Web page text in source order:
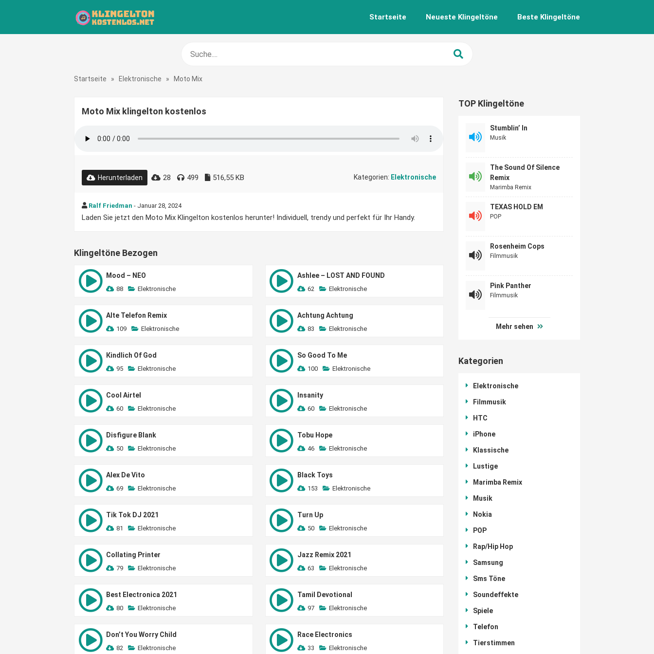
Startseite Neueste Klingeltöne Beste Klingeltöne
Startseite » Elektronische » Moto Mix
Moto Mix klingelton kostenlos
Herunterladen 28 499 516,55 KB Kategorien: Elektronische
Ralf Friedman - Januar 28, 2024
Laden Sie jetzt den Moto Mix Klingelton kostenlos herunter! Individuell, trendy und perfekt für Ihr Handy.
Klingeltöne Bezogen
Mood – NEO
88 Elektronische
Ashlee – LOST AND FOUND
62 Elektronische
Alte Telefon Remix
109 Elektronische
Achtung Achtung
83 Elektronische
Кindlich Of God
95 Elektronische
So Good To Me
100 Elektronische
Cool Airtel
60 Elektronische
Insanity
60 Elektronische
Disfigure Blank
50 Elektronische
Tobu Hope
46 Elektronische
Alex De Vito
69 Elektronische
Black Toys
153 Elektronische
Tik Tok DJ 2021
81 Elektronische
Turn Up
50 Elektronische
Collating Printer
79 Elektronische
Jazz Remix 2021
63 Elektronische
Best Electronica 2021
80 Elektronische
Tamil Devotional
97 Elektronische
Don’t You Worry Child
82 Elektronische
Race Electronics
33 Elektronische
TOP Klingeltöne
Stumblin’ In
Musik
The Sound Of Silence
Remix
Marimba Remix
TEXAS HOLD EM
POP
Rosenheim Cops
Filmmusik
Pink Panther
Filmmusik
Mehr sehen
Kategorien
Elektronische
Filmmusik
HTC
iPhone
Klassische
Lustige
Marimba Remix
Musik
Nokia
POP
Rap/Hip Hop
Samsung
Sms Töne
Soundeffekte
Spiele
Telefon
Tierstimmen